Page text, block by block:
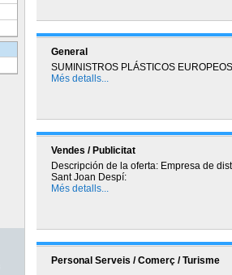
General
SUMINISTROS PLÁSTICOS
Més detalls...
Vendes / Publicitat
Descripción de la oferta: Empresa de
Sant Joan Despí:
Més detalls...
Personal Serveis / Comerç / Turisme